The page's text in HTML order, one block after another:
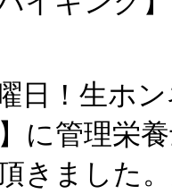
日！生ホ
に管理栄
きました